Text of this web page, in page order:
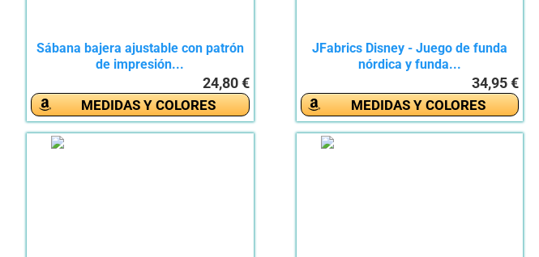
Sábana bajera ajustable con patrón
de impresión...
24,80 €
MEDIDAS Y COLORES
JFabrics Disney - Juego de funda
nórdica y funda...
34,95 €
MEDIDAS Y COLORES